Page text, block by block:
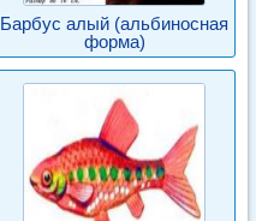
Барбус алый (альбиносная
форма)